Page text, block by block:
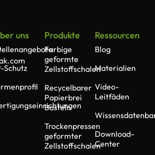
uns
Schutz
Produkte
Farbige
geformte
Zellstoffschalen
Recycelbarer
Papierbrei
Basteln
Trockenpressen
geformter
Zellstoffschalen
Ressourcen
Blog
Materialien
Video-
Leitfäden
Download-
Center